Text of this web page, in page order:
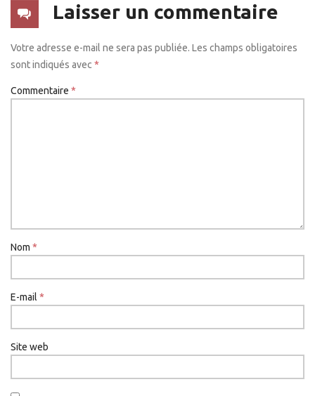
Laisser un commentaire
Votre adresse e-mail ne sera pas publiée. Les champs obligatoires
sont indiqués avec *
Commentaire *
Nom *
E-mail *
Site web